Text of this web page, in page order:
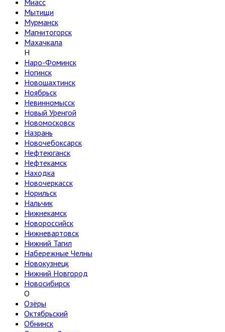
Миасс
Мытищи
Мурманск
Магнитогорск
Махачкала
Н
Наро-Фоминск
Ногинск
Новошахтинск
Ноябрьск
Невинномысск
Новый Уренгой
Новомосковск
Назрань
Новочебоксарск
Нефтеюганск
Нефтекамск
Находка
Новочеркасск
Норильск
Нальчик
Нижнекамск
Новороссийск
Нижневартовск
Нижний Тагил
Набережные Челны
Новокузнецк
Нижний Новгород
Новосибирск
О
Озёры
Октябрьский
Обнинск